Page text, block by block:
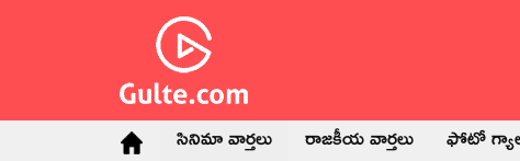
సినిమా వార్తలు రాజకీయ వార్తలు ఫోటో